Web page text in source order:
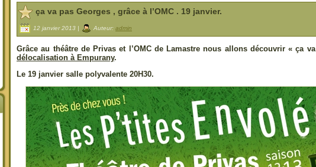
ça va pas Georges , grâce à l’OMC . 19 janvier.
12 janvier 2013 | Auteur: admin
Grâce au théâtre de Privas et l’OMC de Lamastre nous allons découvrir « ça
délocalisation à Empurany.
Le 19 janvier salle polyvalente 20H30.